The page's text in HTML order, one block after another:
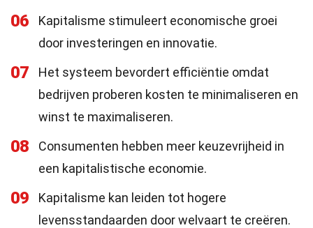
06
Kapitalisme stimuleert economische groei
door investeringen en innovatie.
07
Het systeem bevordert efficiëntie omdat
bedrijven proberen kosten te minimaliseren en
winst te maximaliseren.
08
Consumenten hebben meer keuzevrijheid in
een kapitalistische economie.
09
Kapitalisme kan leiden tot hogere
levensstandaarden door welvaart te creëren.